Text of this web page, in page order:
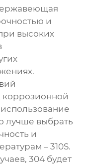
и
высоких
коррозионной
лучше выбрать
и
– 310S.
304 будет